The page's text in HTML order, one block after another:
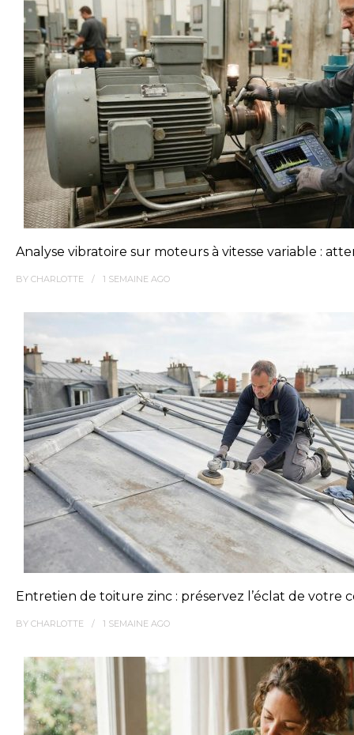
Analyse vibratoire sur moteurs à vitesse variable :
BY CHARLOTTE 1 SEMAINE AGO
Entretien de toiture zinc : préservez l’éclat de votre
BY CHARLOTTE 1 SEMAINE AGO